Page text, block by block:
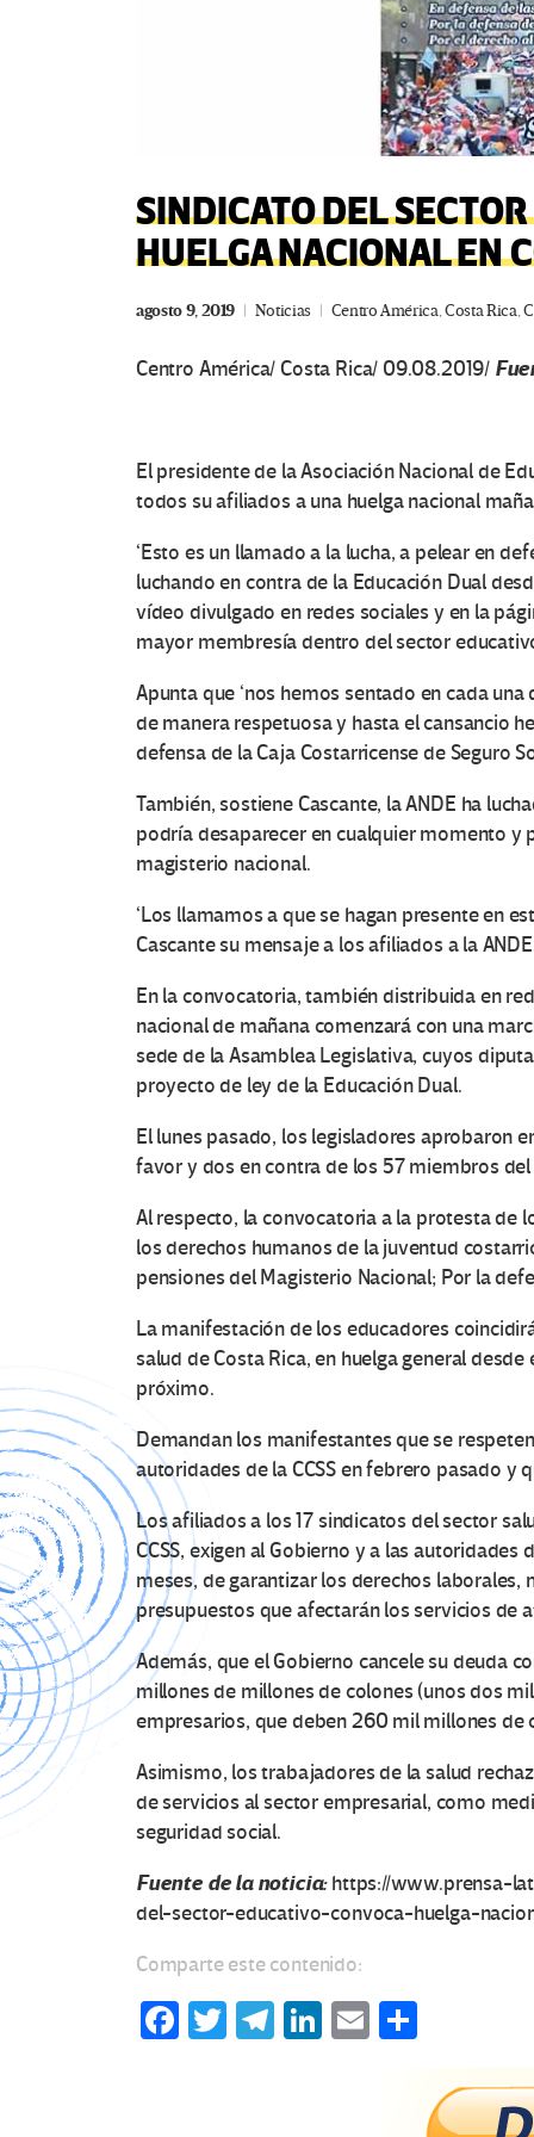
SINDICATO DEL
HUELGA NACIONAL EN
agosto 9, 2019 Noticias Centro América,Costa Rica,
Centro América/ Costa Rica/ 09.08.2019/
El presidente de la Asociación Nacional de
todos su afiliados a una huelga nacional
‘Esto es un llamado a la lucha, a pelear en
luchando en contra de la Educación Dual
vídeo divulgado en redes sociales y en la
mayor membresía dentro del sector
Apunta que ‘nos hemos sentado en cada
de manera respetuosa y hasta el cansancio
defensa de la Caja Costarricense de Seguro
También, sostiene Cascante, la ANDE ha
podría desaparecer en cualquier momento y
magisterio nacional.
‘Los llamamos a que se hagan presente en
Cascante su mensaje a los afiliados a la
En la convocatoria, también distribuida en
nacional de mañana comenzará con una
sede de la Asamblea Legislativa, cuyos
proyecto de ley de la Educación Dual.
El lunes pasado, los legisladores aprobaron
favor y dos en contra de los 57 miembros
Al respecto, la convocatoria a la protesta de
los derechos humanos de la juventud
pensiones del Magisterio Nacional; Por la
La manifestación de los educadores
salud de Costa Rica, en huelga general
próximo.
Demandan los manifestantes que se
autoridades de la CCSS en febrero pasado y
Los afiliados a los 17 sindicatos del sector
CCSS, exigen al Gobierno y a las autoridades
meses, de garantizar los derechos
presupuestos que afectarán los servicios de
Además, que el Gobierno cancele su deuda
millones de millones de colones (unos dos
empresarios, que deben 260 mil millones de
Asimismo, los trabajadores de la salud
de servicios al sector empresarial, como
seguridad social.
Fuente de la noticia:https://www.prensa-
del-sector-educativo-convoca-huelga-
Comparte este contenido:
Fa T
Te Li
E
m